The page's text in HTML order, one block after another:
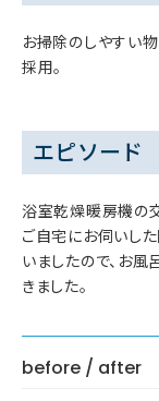
お掃除のしやすい
採用。
エピソード
浴室乾燥暖房機の
ご自宅にお伺いし
いましたので、お
きました。
before / after